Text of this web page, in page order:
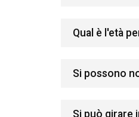
Qual è l'età
Si possono
Si può girare